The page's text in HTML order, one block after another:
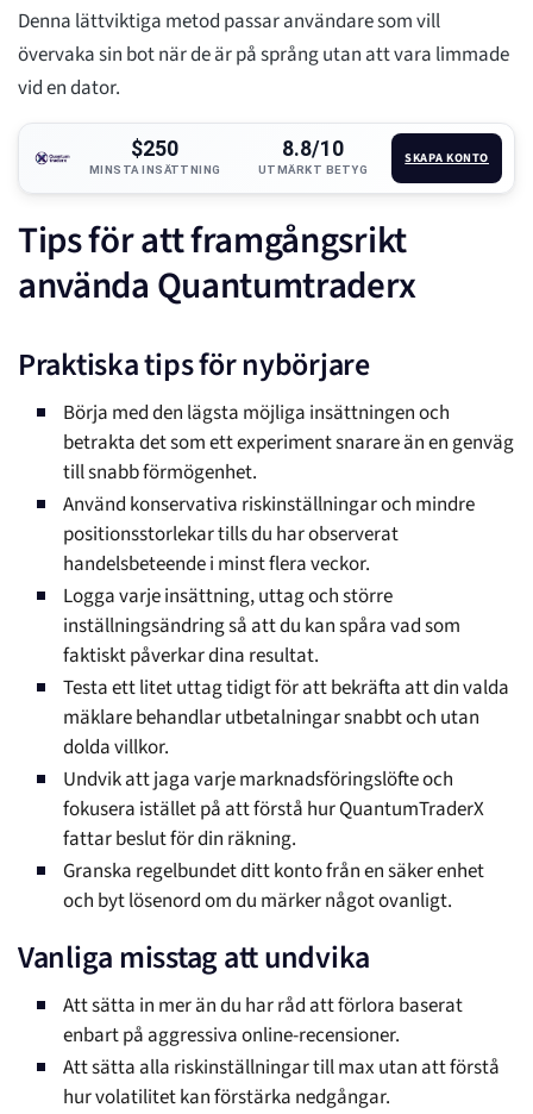
Denna lättviktiga metod passar användare som vill
övervaka sin bot när de är på språng utan att vara limmade
vid en dator.
$250
MINSTA INSÄTTNING
8.8/10
UTMÄRKT BETYG
SKAPA KONTO
Tips för att framgångsrikt
använda Quantumtraderx
Praktiska tips för nybörjare
Börja med den lägsta möjliga insättningen och
betrakta det som ett experiment snarare än en genväg
till snabb förmögenhet.
Använd konservativa riskinställningar och mindre
positionsstorlekar tills du har observerat
handelsbeteende i minst flera veckor.
Logga varje insättning, uttag och större
inställningsändring så att du kan spåra vad som
faktiskt påverkar dina resultat.
Testa ett litet uttag tidigt för att bekräfta att din valda
mäklare behandlar utbetalningar snabbt och utan
dolda villkor.
Undvik att jaga varje marknadsföringslöfte och
fokusera istället på att förstå hur QuantumTraderX
fattar beslut för din räkning.
Granska regelbundet ditt konto från en säker enhet
och byt lösenord om du märker något ovanligt.
Vanliga misstag att undvika
Att sätta in mer än du har råd att förlora baserat
enbart på aggressiva online-recensioner.
Att sätta alla riskinställningar till max utan att förstå
hur volatilitet kan förstärka nedgångar.